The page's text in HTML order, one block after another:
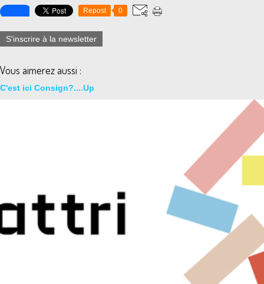
Repost 0
S'inscrire à la newsletter
Vous aimerez aussi :
C'est ici Consign?....Up